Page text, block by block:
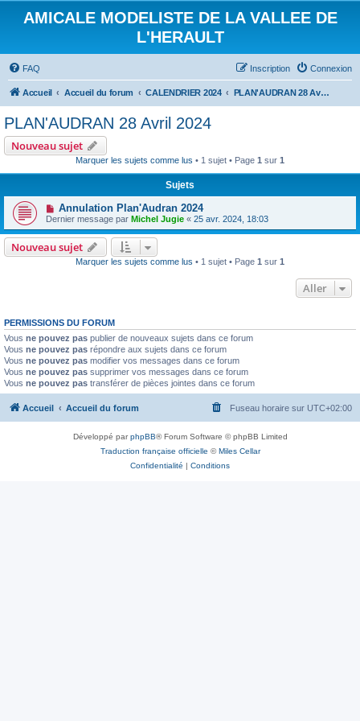
AMICALE MODELISTE DE LA VALLEE DE
L'HERAULT
FAQ Connexion
Inscription
Accueil Accueil du forum CALENDRIER 2024 PLAN'AUDRAN 28 Avril 2024
PLAN'AUDRAN 28 Avril 2024
Nouveau sujet
Marquer les sujets comme lus • 1 sujet • Page 1 sur 1
Sujets
Annulation Plan'Audran 2024
Dernier message par Michel Jugie « 25 avr. 2024, 18:03
Nouveau sujet
Marquer les sujets comme lus • 1 sujet • Page 1 sur 1
Aller
PERMISSIONS DU FORUM
Vous ne pouvez pas publier de nouveaux sujets dans ce forum
Vous ne pouvez pas répondre aux sujets dans ce forum
Vous ne pouvez pas modifier vos messages dans ce forum
Vous ne pouvez pas supprimer vos messages dans ce forum
Vous ne pouvez pas transférer de pièces jointes dans ce forum
Accueil Accueil du forum Fuseau horaire sur UTC+02:00
Développé parphpBB® Forum Software © phpBB Limited
Traduction française officielle ©Miles Cellar
Confidentialité | Conditions